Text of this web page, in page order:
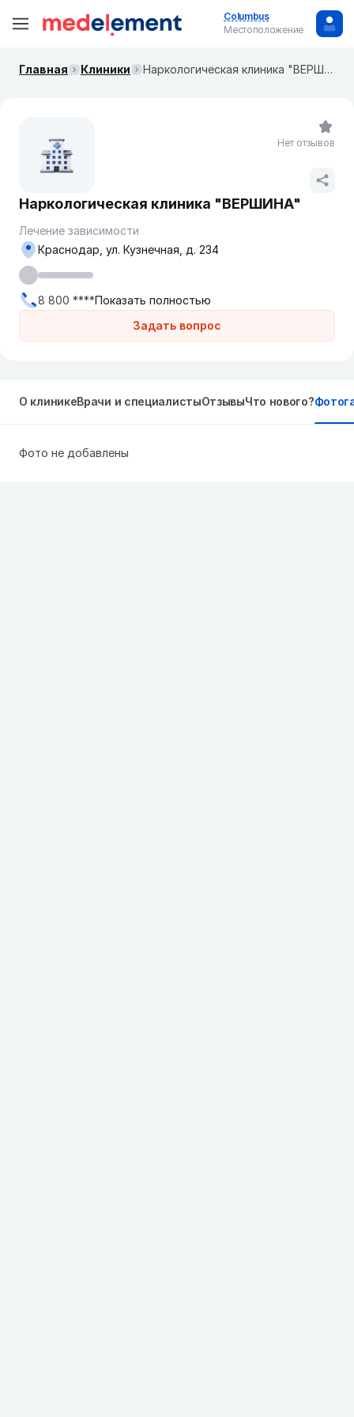
Columbus
Местоположение
Главная Клиники Наркологическая клиника "ВЕРШИНА"
Наркологическая клиника "ВЕРШИНА"
Лечение зависимости
Задать вопрос
Краснодар, ул. Кузнечная, д. 234
8 800 ****Показать полностью
Нет отзывов
О клиникеВрачи и специалистыОтзывыЧто нового?
Фото не добавлены